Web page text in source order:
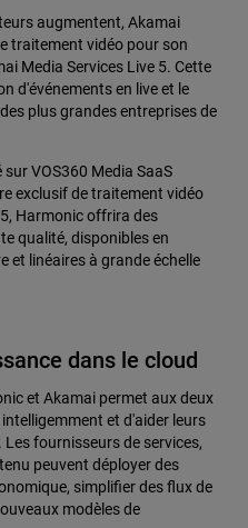
augmentent, Akamai
traitement vidéo pour son
Media Services Live 5. Cette
d'événements en live et le
plus grandes entreprises de
VOS360 Media SaaS
exclusif de traitement vidéo
Harmonic offrira des
qualité, disponibles en
et linéaires à grande échelle
dans le cloud
et Akamai permet aux deux
et d'aider leurs
fournisseurs de services,
peuvent déployer des
simplifier des flux de
modèles de